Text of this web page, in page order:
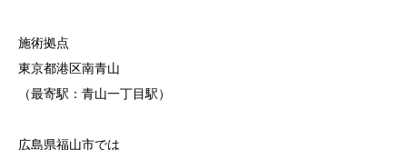
施術拠点
東京都港区南青山
（最寄駅：青山一丁目駅）
広島県福山市では